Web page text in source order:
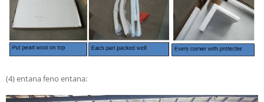
(4) entana feno entana: